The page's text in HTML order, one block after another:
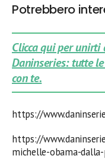
Potrebbero
Clicca qui per
Daninseries: tutte
con te.
https://
https://
michelle-obama-